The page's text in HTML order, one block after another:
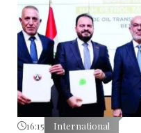
16:15 International